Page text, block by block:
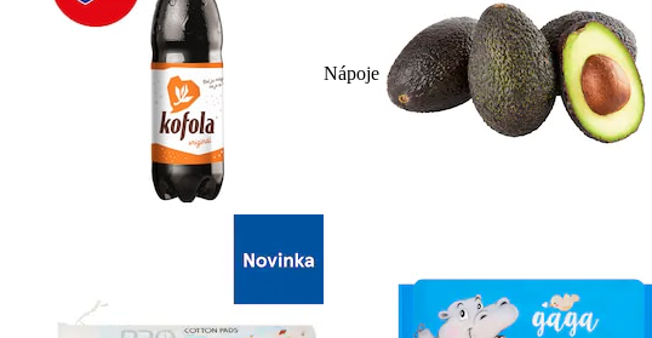
Nápoje